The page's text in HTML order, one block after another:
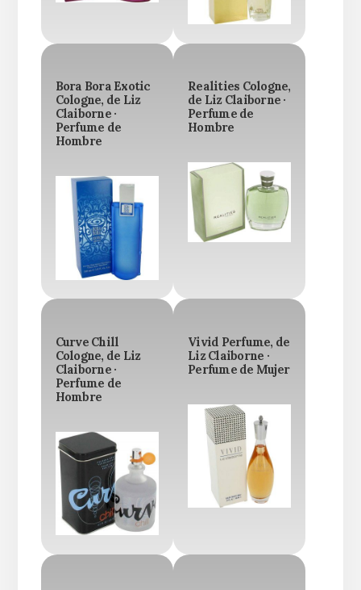
Bora Bora Exotic
Cologne, de Liz
Claiborne ·
Perfume de
Hombre
Realities Cologne,
de Liz Claiborne ·
Perfume de
Hombre
Curve Chill
Cologne, de Liz
Claiborne ·
Perfume de
Hombre
Vivid Perfume, de
Liz Claiborne ·
Perfume de Mujer